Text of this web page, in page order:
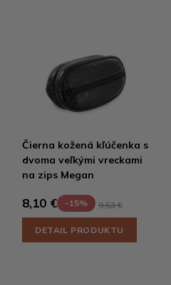
Čierna kožená kľúčenka s
dvoma veľkými vreckami
na zips Megan
8,10 € -15% 9,53 €
DETAIL PRODUKTU